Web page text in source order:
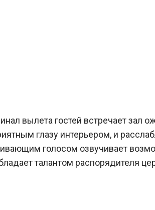
вылета гостей встречает зал
глазу интерьером, и
голосом озвучивает
талантом распорядителя